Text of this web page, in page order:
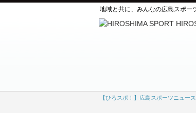
地域と共に、みんなの広島スポー
【ひろスポ！】広島スポーツニュー